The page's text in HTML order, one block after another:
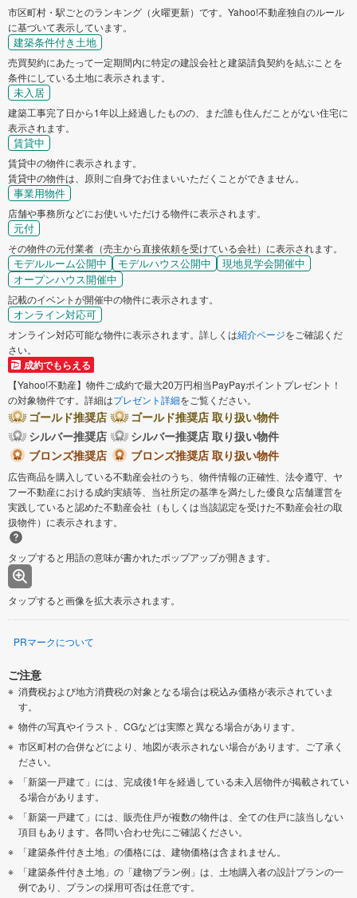
市区町村・駅ごとのランキング（火曜更新）です。Yahoo!不動産独自のルール
に基づいて表示しています。
建築条件付き土地
売買契約にあたって一定期間内に特定の建設会社と建築請負契約を結ぶことを
条件にしている土地に表示されます。
未入居
建築工事完了日から1年以上経過したものの、まだ誰も住んだことがない住宅に
表示されます。
賃貸中
賃貸中の物件に表示されます。
賃貸中の物件は、原則ご自身でお住まいいただくことができません。
事業用物件
店舗や事務所などにお使いいただける物件に表示されます。
元付
その物件の元付業者（売主から直接依頼を受けている会社）に表示されます。
モデルルーム公開中 モデルハウス公開中
現地見学会開催中
オープンハウス開催中
記載のイベントが開催中の物件に表示されます。
オンライン対応可
オンライン対応可能な物件に表示されます。詳しくは紹介ページをご確認くだ
さい。
成約でもらえる
【Yahoo!不動産】物件ご成約で最大20万円相当PayPayポイントプレゼント！
の対象物件です。詳細はプレゼント詳細をご覧ください。
ゴールド推奨店
ゴールド推奨店 取り扱い物件
シルバー推奨店
シルバー推奨店 取り扱い物件
ブロンズ推奨店
ブロンズ推奨店 取り扱い物件
広告商品を購入している不動産会社のうち、物件情報の正確性、法令遵守、ヤ
フー不動産における成約実績等、当社所定の基準を満たした優良な店舗運営を
実践していると認めた不動産会社（もしくは当該認定を受けた不動産会社の取
扱物件）に表示されます。
タップすると用語の意味が書かれたポップアップが開きます。
タップすると画像を拡大表示されます。
PRマークについて
ご注意
消費税および地方消費税の対象となる場合は税込み価格が表示されていま
す。
物件の写真やイラスト、CGなどは実際と異なる場合があります。
市区町村の合併などにより、地図が表示されない場合があります。ご了承く
ださい。
「新築一戸建て」には、完成後1年を経過している未入居物件が掲載されてい
る場合があります。
「新築一戸建て」には、販売住戸が複数の物件は、全ての住戸に該当しない
項目もあります。各問い合わせ先にご確認ください。
「建築条件付き土地」の価格には、建物価格は含まれません。
「建築条件付き土地」の「建物プラン例」は、土地購入者の設計プランの一
例であり、プランの採用可否は任意です。